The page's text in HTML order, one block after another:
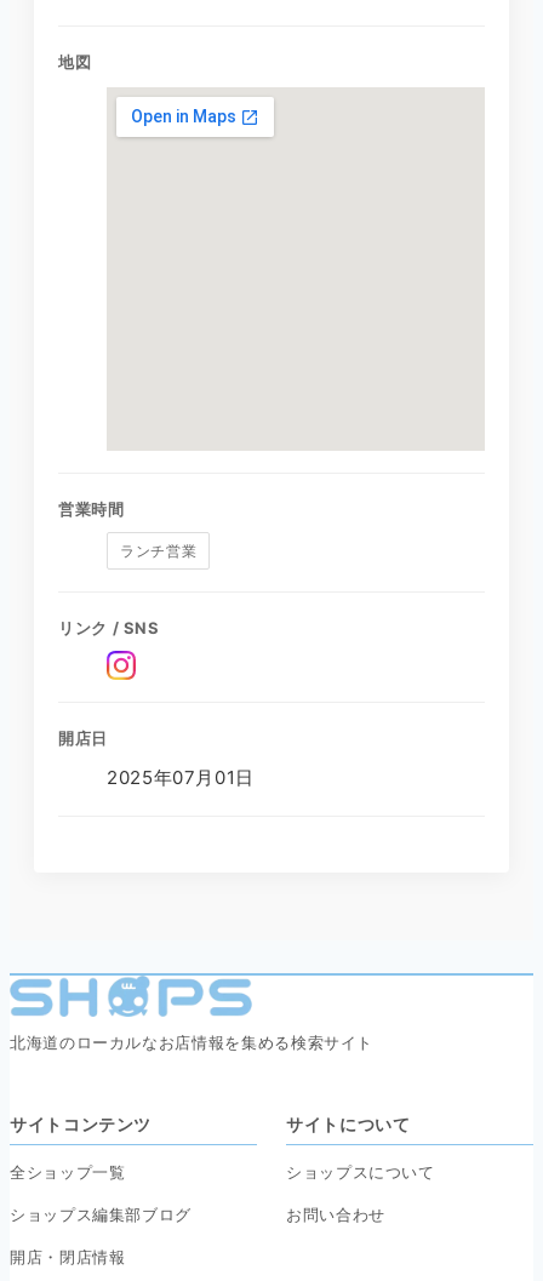
地図
営業時間
ランチ営業
リンク / SNS
開店日
2025年07月01日
北海道のローカルなお店情報を集める検索サイト
サイトコンテンツ
全ショップ一覧
ショップス編集部ブログ
開店・閉店情報
サイトについて
ショップスについて
お問い合わせ